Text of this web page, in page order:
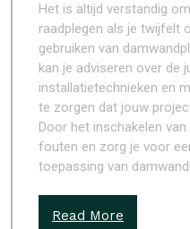
Het is altijd verstandig
raadplegen als je twijfelt
gebruiken van
kan je adviseren over de
installatietechnieken en
te zorgen dat jouw
Door het inschakelen
fouten en zorg je voor
toepassing van
Read More